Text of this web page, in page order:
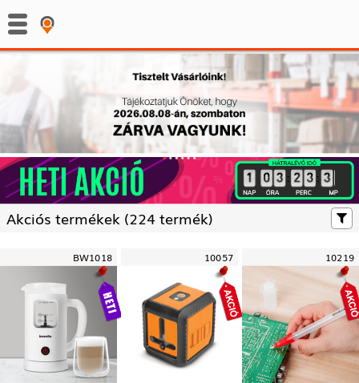
: :
Akciós termékek (224 termék)
BW1018 10057 10219